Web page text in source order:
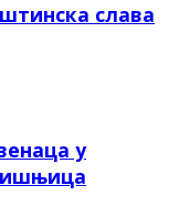
слава
у